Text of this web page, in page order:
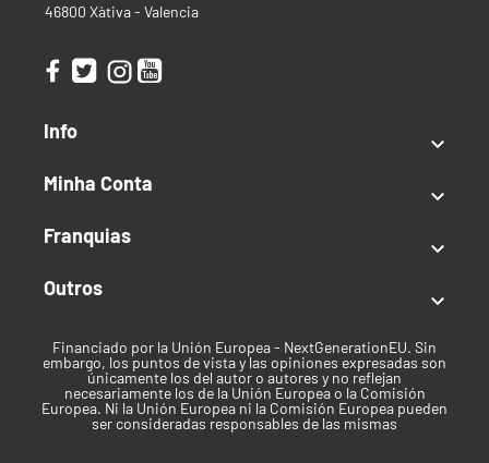
46800 Xàtiva - Valencia
Info

Minha Conta

Franquias

Outros

Financiado por la Unión Europea - NextGenerationEU. Sin
embargo, los puntos de vista y las opiniones expresadas son
únicamente los del autor o autores y no reflejan
necesariamente los de la Unión Europea o la Comisión
Europea. Ni la Unión Europea ni la Comisión Europea pueden
ser consideradas responsables de las mismas